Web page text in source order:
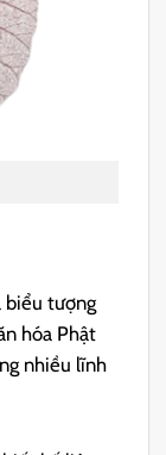
biểu tượng
hóa Phật
nhiều lĩnh